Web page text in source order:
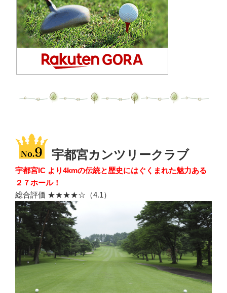
宇都宮カンツリークラブ
宇都宮IC より4kmの伝統と歴史にはぐくまれた魅力ある
２７ホール！
総合評価 ★★★★☆（4.1）